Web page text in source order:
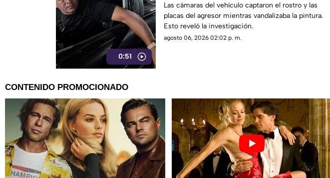
0:51
Las cámaras del vehículo captaron el rostro y las
placas del agresor mientras vandalizaba la pintura.
Esto reveló la investigación.
agosto 06, 2026 02:02 p. m.